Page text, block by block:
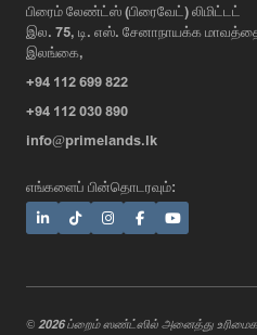
பிரைம் லேண்ட்ஸ் (பிரைவேட்) லிமிட்டட்
இல. 75, டி. எஸ். சேனாநாயக்க
இலங்கை,
+94 112 699 822
+94 112 030 890
info@primelands.lk
எங்களைப் பின்தொடரவும்:
© 2026 ப்றைம் ஸண்ட்ஸில் அனைத்து
AI
message